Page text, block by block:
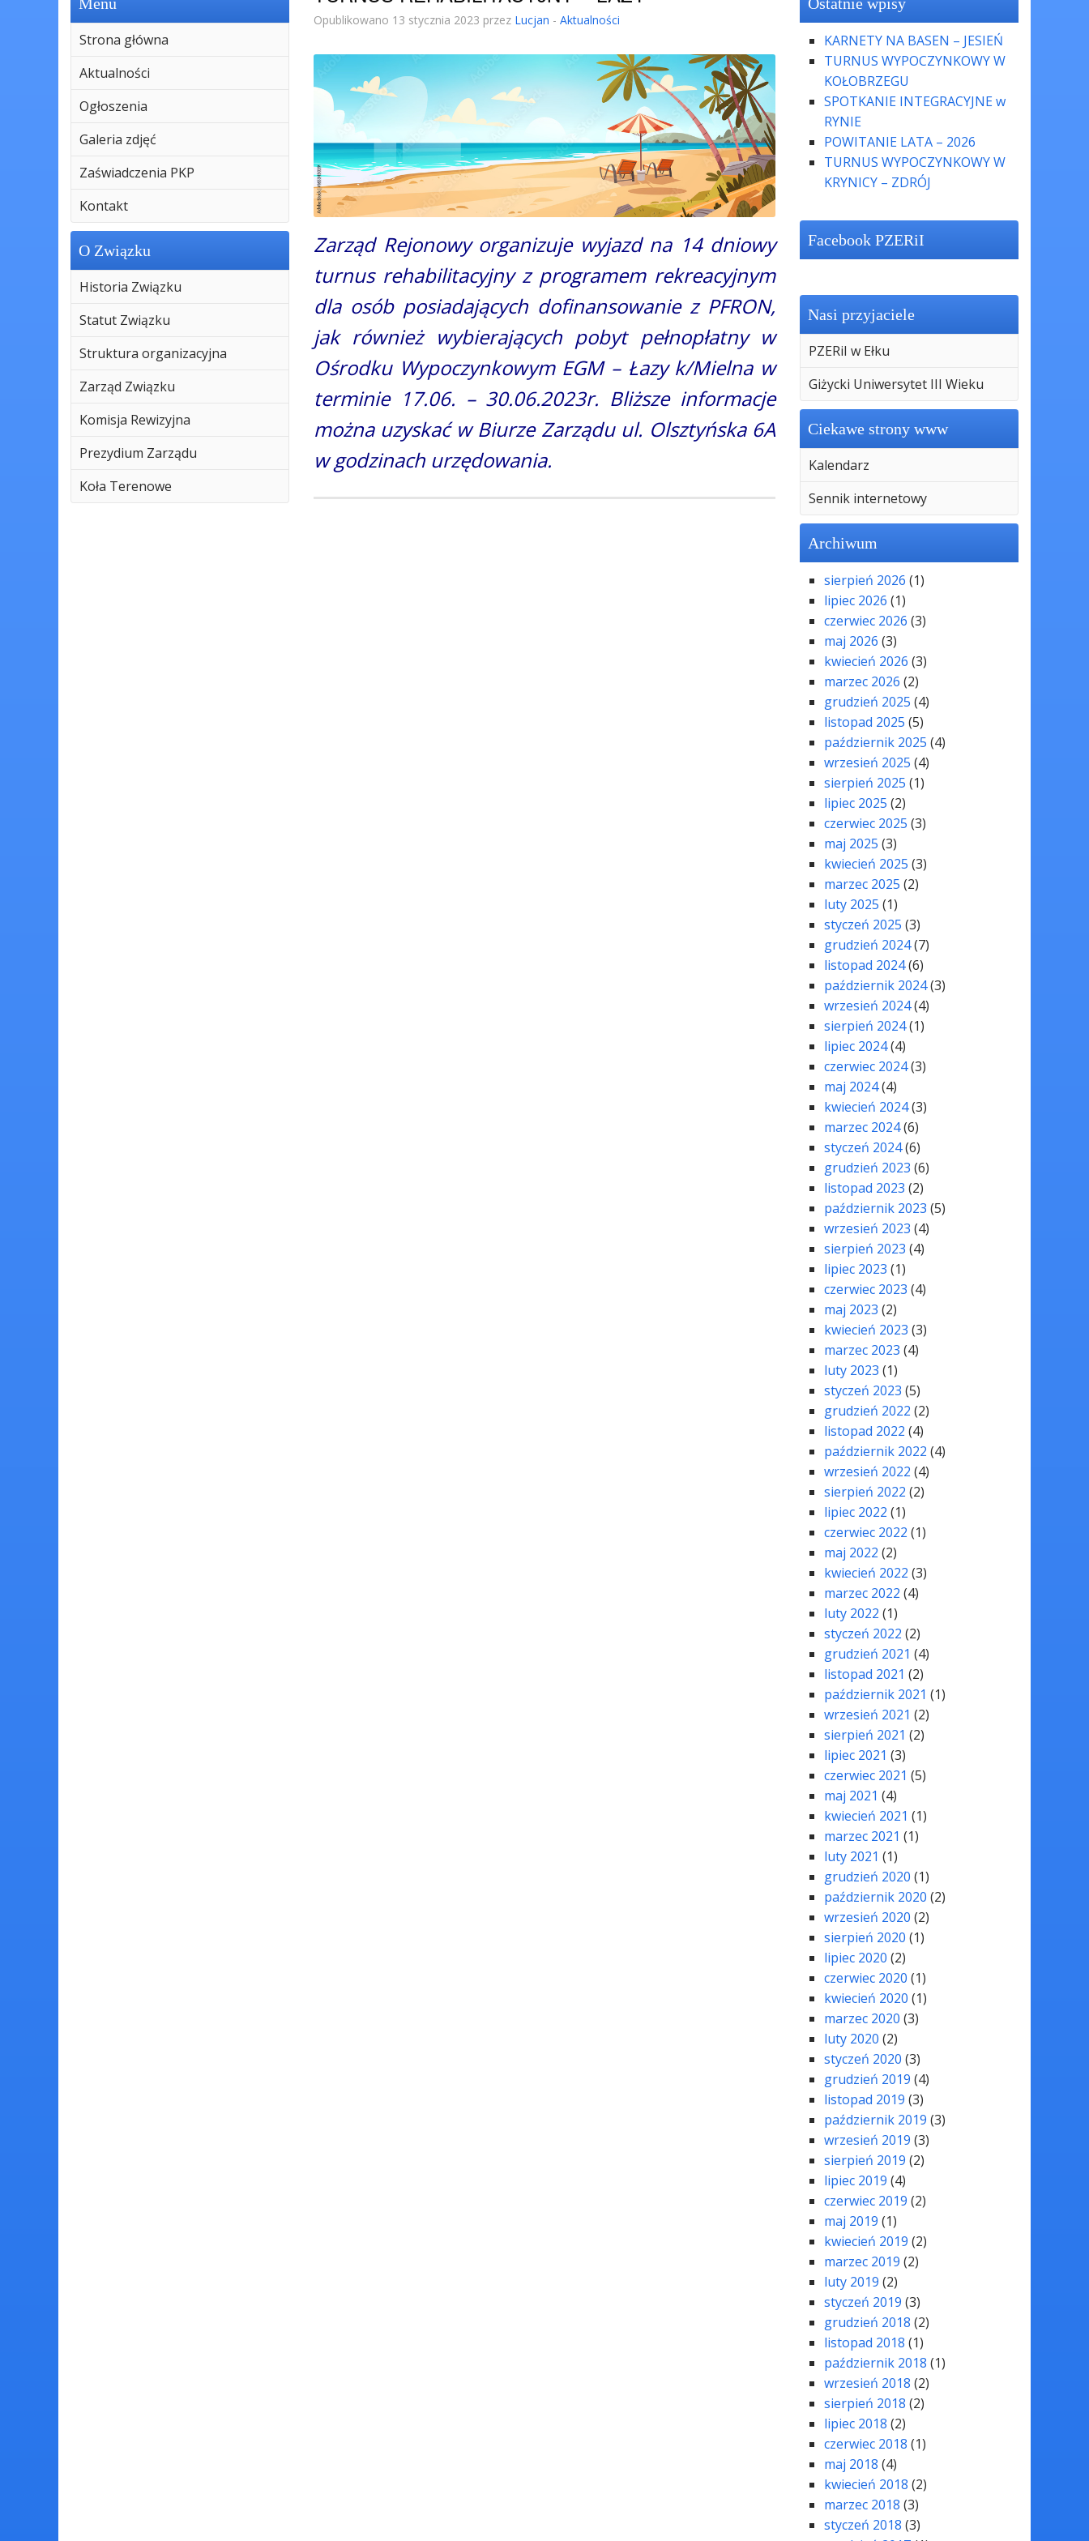
Strona główna
Aktualności
Ogłoszenia
Galeria zdjęć
Zaświadczenia PKP
Kontakt
O Związku
Historia Związku
Statut Związku
Struktura organizacyjna
Zarząd Związku
Komisja Rewizyjna
Prezydium Zarządu
Koła Terenowe
Opublikowano 13 stycznia 2023 przez Lucjan - Aktualności
Zarząd Rejonowy organizuje wyjazd na 14 dniowy
turnus rehabilitacyjny z programem rekreacyjnym
dla osób posiadających dofinansowanie z PFRON,
jak również wybierających pobyt pełnopłatny w
Ośrodku Wypoczynkowym EGM – Łazy k/Mielna w
terminie 17.06. – 30.06.2023r. Bliższe informacje
można uzyskać w Biurze Zarządu ul. Olsztyńska 6A
w godzinach urzędowania.
KARNETY NA BASEN – JESIEŃ
TURNUS WYPOCZYNKOWY W
KOŁOBRZEGU
SPOTKANIE INTEGRACYJNE w
RYNIE
POWITANIE LATA – 2026
TURNUS WYPOCZYNKOWY W
KRYNICY – ZDRÓJ
Facebook PZERiI
Nasi przyjaciele
PZERiI w Ełku
Giżycki Uniwersytet III Wieku
Ciekawe strony www
Kalendarz
Sennik internetowy
Archiwum
sierpień 2026 (1)
lipiec 2026 (1)
czerwiec 2026 (3)
maj 2026 (3)
kwiecień 2026 (3)
marzec 2026 (2)
grudzień 2025 (4)
listopad 2025 (5)
październik 2025 (4)
wrzesień 2025 (4)
sierpień 2025 (1)
lipiec 2025 (2)
czerwiec 2025 (3)
maj 2025 (3)
kwiecień 2025 (3)
marzec 2025 (2)
luty 2025 (1)
styczeń 2025 (3)
grudzień 2024(7)
listopad 2024(6)
październik 2024(3)
wrzesień 2024(4)
sierpień 2024(1)
lipiec 2024(4)
czerwiec 2024(3)
maj 2024(4)
kwiecień 2024(3)
marzec 2024(6)
styczeń 2024(6)
grudzień 2023 (6)
listopad 2023 (2)
październik 2023 (5)
wrzesień 2023 (4)
sierpień 2023 (4)
lipiec 2023 (1)
czerwiec 2023 (4)
maj 2023 (2)
kwiecień 2023 (3)
marzec 2023 (4)
luty 2023 (1)
styczeń 2023 (5)
grudzień 2022 (2)
listopad 2022 (4)
październik 2022 (4)
wrzesień 2022 (4)
sierpień 2022 (2)
lipiec 2022 (1)
czerwiec 2022 (1)
maj 2022 (2)
kwiecień 2022 (3)
marzec 2022 (4)
luty 2022 (1)
styczeń 2022 (2)
grudzień 2021 (4)
listopad 2021 (2)
październik 2021 (1)
wrzesień 2021 (2)
sierpień 2021 (2)
lipiec 2021 (3)
czerwiec 2021 (5)
maj 2021 (4)
kwiecień 2021 (1)
marzec 2021 (1)
luty 2021 (1)
grudzień 2020 (1)
październik 2020 (2)
wrzesień 2020 (2)
sierpień 2020 (1)
lipiec 2020 (2)
czerwiec 2020 (1)
kwiecień 2020 (1)
marzec 2020 (3)
luty 2020 (2)
styczeń 2020 (3)
grudzień 2019 (4)
listopad 2019 (3)
październik 2019 (3)
wrzesień 2019 (3)
sierpień 2019 (2)
lipiec 2019 (4)
czerwiec 2019 (2)
maj 2019 (1)
kwiecień 2019 (2)
marzec 2019 (2)
luty 2019 (2)
styczeń 2019 (3)
grudzień 2018 (2)
listopad 2018 (1)
październik 2018 (1)
wrzesień 2018 (2)
sierpień 2018 (2)
lipiec 2018 (2)
czerwiec 2018 (1)
maj 2018 (4)
kwiecień 2018 (2)
marzec 2018 (3)
styczeń 2018 (3)